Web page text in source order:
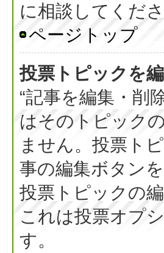
に相談してくださ
ページトップ
投票トピックを
“記事を編集・削
はそのトピック
ません。投票ト
事の編集ボタン
投票トピックの
これは投票オプ
す。